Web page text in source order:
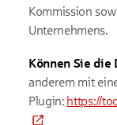
Kommission
Unternehmens.
Können Sie die
anderem mit
Plugin: https://